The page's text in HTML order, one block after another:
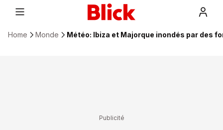
Home Monde Météo: Ibiza et Majorque inondés par des